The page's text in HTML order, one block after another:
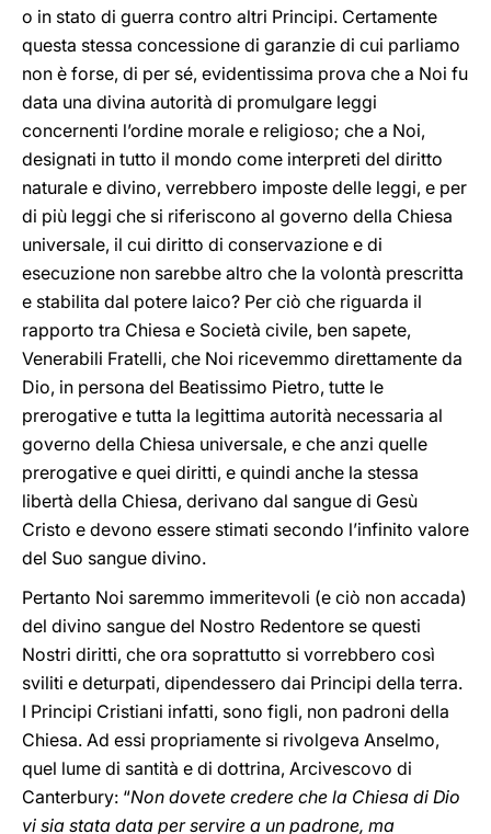
o in stato di guerra contro altri Principi. Certamente
questa stessa concessione di garanzie di cui parliamo
non è forse, di per sé, evidentissima prova che a Noi fu
data una divina autorità di promulgare leggi
concernenti l’ordine morale e religioso; che a Noi,
designati in tutto il mondo come interpreti del diritto
naturale e divino, verrebbero imposte delle leggi, e per
di più leggi che si riferiscono al governo della Chiesa
universale, il cui diritto di conservazione e di
esecuzione non sarebbe altro che la volontà prescritta
e stabilita dal potere laico? Per ciò che riguarda il
rapporto tra Chiesa e Società civile, ben sapete,
Venerabili Fratelli, che Noi ricevemmo direttamente da
Dio, in persona del Beatissimo Pietro, tutte le
prerogative e tutta la legittima autorità necessaria al
governo della Chiesa universale, e che anzi quelle
prerogative e quei diritti, e quindi anche la stessa
libertà della Chiesa, derivano dal sangue di Gesù
Cristo e devono essere stimati secondo l’infinito valore
del Suo sangue divino.
Pertanto Noi saremmo immeritevoli (e ciò non accada)
del divino sangue del Nostro Redentore se questi
Nostri diritti, che ora soprattutto si vorrebbero così
sviliti e deturpati, dipendessero dai Principi della terra.
I Principi Cristiani infatti, sono figli, non padroni della
Chiesa. Ad essi propriamente si rivolgeva Anselmo,
quel lume di santità e di dottrina, Arcivescovo di
Canterbury: “Non dovete credere che la Chiesa di Dio
vi sia stata data per servire a un padrone, ma